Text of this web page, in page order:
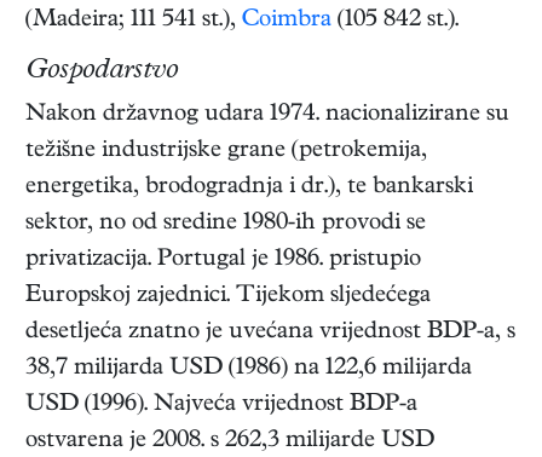
(Madeira; 111 541 st.), Coimbra (105 842 st.).
Gospodarstvo
Nakon državnog udara 1974. nacionalizirane su
težišne industrijske grane (petrokemija,
energetika, brodogradnja i dr.), te bankarski
sektor, no od sredine 1980-ih provodi se
privatizacija. Portugal je 1986. pristupio
Europskoj zajednici. Tijekom sljedećega
desetljeća znatno je uvećana vrijednost BDP-a, s
38,7 milijarda USD (1986) na 122,6 milijarda
USD (1996). Najveća vrijednost BDP-a
ostvarena je 2008. s 262,3 milijarde USD